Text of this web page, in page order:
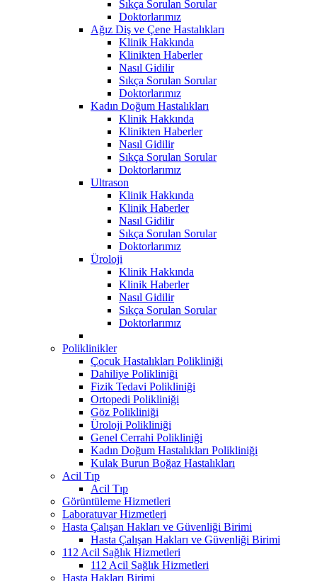
Sıkça Sorulan Sorular
Doktorlarımız
Ağız Diş ve Çene Hastalıkları
Klinik Hakkında
Klinikten Haberler
Nasıl Gidilir
Sıkça Sorulan Sorular
Doktorlarımız
Kadın Doğum Hastalıkları
Klinik Hakkında
Klinikten Haberler
Nasıl Gidilir
Sıkça Sorulan Sorular
Doktorlarımız
Ultrason
Klinik Hakkında
Klinik Haberler
Nasıl Gidilir
Sıkça Sorulan Sorular
Doktorlarımız
Üroloji
Klinik Hakkında
Klinik Haberler
Nasıl Gidilir
Sıkça Sorulan Sorular
Doktorlarımız
Poliklinikler
Çocuk Hastalıkları Polikliniği
Dahiliye Polikliniği
Fizik Tedavi Polikliniği
Ortopedi Polikliniği
Göz Polikliniği
Üroloji Polikliniği
Genel Cerrahi Polikliniği
Kadın Doğum Hastalıkları Polikliniği
Kulak Burun Boğaz Hastalıkları
Acil Tıp
Acil Tıp
Görüntüleme Hizmetleri
Laboratuvar Hizmetleri
Hasta Çalışan Hakları ve Güvenliği Birimi
Hasta Çalışan Hakları ve Güvenliği Birimi
112 Acil Sağlık Hizmetleri
112 Acil Sağlık Hizmetleri
Hasta Hakları Birimi